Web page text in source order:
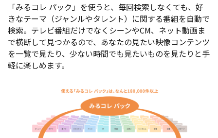
「みるコレ パック」を使うと、毎回検索しなくても、好
きなテーマ（ジャンルやタレント）に関する番組を自動で
検索。テレビ番組だけでなくシーンやCM、ネット動画ま
で横断して見つかるので、あなたの見たい映像コンテンツ
を一覧で見たり、少ない時間でも見たいものを見たりと手
軽に楽しめます。